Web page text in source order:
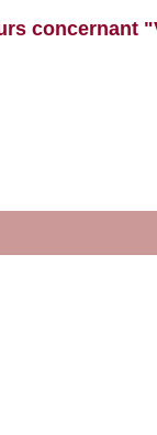
concernant